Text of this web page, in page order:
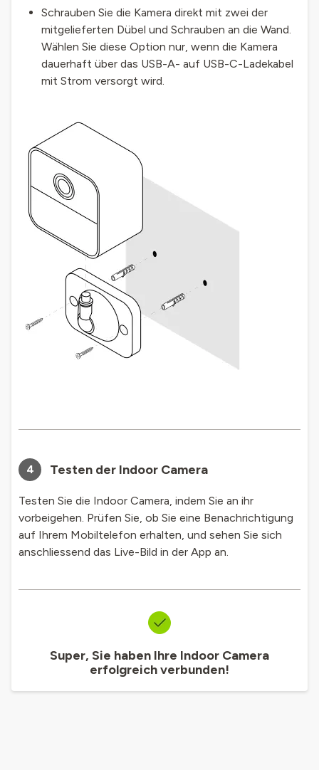
Schrauben Sie die Kamera direkt mit zwei der
mitgelieferten Dübel und Schrauben an die Wand.
Wählen Sie diese Option nur, wenn die Kamera
dauerhaft über das USB-A- auf USB-C-Ladekabel
mit Strom versorgt wird.
4 Testen der Indoor Camera
Testen Sie die Indoor Camera, indem Sie an ihr
vorbeigehen. Prüfen Sie, ob Sie eine Benachrichtigung
auf Ihrem Mobiltelefon erhalten, und sehen Sie sich
anschliessend das Live-Bild in der App an.
Super, Sie haben Ihre Indoor Camera
erfolgreich verbunden!